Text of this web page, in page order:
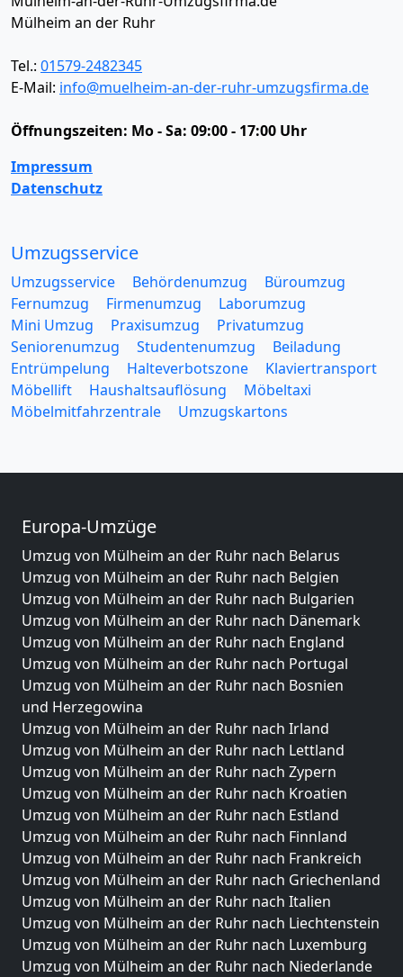
Mülheim an der Ruhr
Tel.: 01579-2482345
E-Mail: info@muelheim-an-der-ruhr-umzugsfirma.de
Öffnungszeiten: Mo - Sa: 09:00 - 17:00 Uhr
Impressum
Datenschutz
Umzugsservice
Umzugsservice Behördenumzug
Büroumzug
Fernumzug
Firmenumzug
Laborumzug
Mini Umzug
Praxisumzug
Privatumzug
Seniorenumzug
Studentenumzug
Beiladung
Entrümpelung
Halteverbotszone
Klaviertransport
Möbellift
Haushaltsauflösung
Möbeltaxi
Möbelmitfahrzentrale
Umzugskartons
Europa-Umzüge
Umzug von Mülheim an der Ruhr nach Belarus
Umzug von Mülheim an der Ruhr nach Belgien
Umzug von Mülheim an der Ruhr nach Bulgarien
Umzug von Mülheim an der Ruhr nach Dänemark
Umzug von Mülheim an der Ruhr nach England
Umzug von Mülheim an der Ruhr nach Portugal
Umzug von Mülheim an der Ruhr nach Bosnien
und Herzegowina
Umzug von Mülheim an der Ruhr nach Irland
Umzug von Mülheim an der Ruhr nach Lettland
Umzug von Mülheim an der Ruhr nach Zypern
Umzug von Mülheim an der Ruhr nach Kroatien
Umzug von Mülheim an der Ruhr nach Estland
Umzug von Mülheim an der Ruhr nach Finnland
Umzug von Mülheim an der Ruhr nach Frankreich
Umzug von Mülheim an der Ruhr nach Griechenland
Umzug von Mülheim an der Ruhr nach Italien
Umzug von Mülheim an der Ruhr nach Liechtenstein
Umzug von Mülheim an der Ruhr nach Luxemburg
Umzug von Mülheim an der Ruhr nach Niederlande